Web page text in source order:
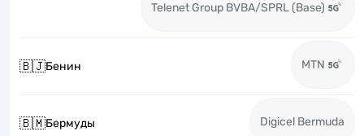
Telenet Group BVBA/SPRL (Base)
🇧🇯Бенин MTN
🇧🇲Бермуды Digicel Bermuda